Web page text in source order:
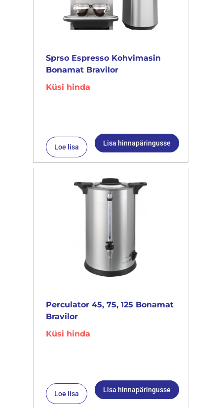
Sprso Espresso Kohvimasin
Bonamat Bravilor
Küsi hinda
Loe lisa Lisa hinnapäringusse
Perculator 45, 75, 125 Bonamat
Bravilor
Küsi hinda
Loe lisa Lisa hinnapäringusse